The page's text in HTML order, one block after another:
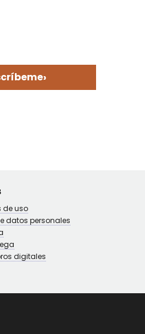
›
de uso
datos personales
digitales